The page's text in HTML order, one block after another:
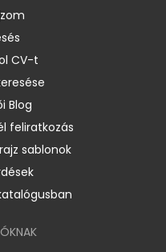
CV-t
Blog
feliratkozás
sablonok